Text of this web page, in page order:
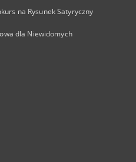
na Rysunek Satyryczny
dla Niewidomych